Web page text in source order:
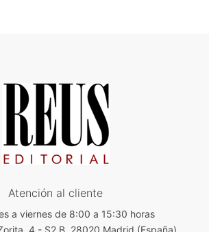
Atención al cliente
a viernes de 8:00 a 15:30 horas
4 - S2 B. 28020 Madrid (España)